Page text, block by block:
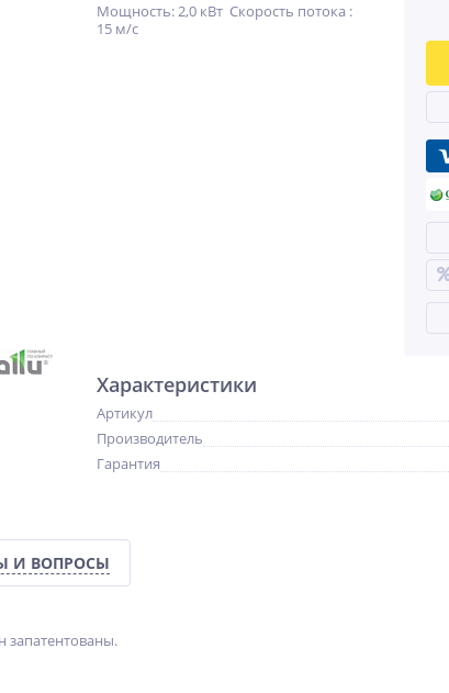
Мощность: 2,0 кВт Скорость потока :
15 м/с
Характеристики
Артикул
Производитель
Гарантия
И ВОПРОСЫ